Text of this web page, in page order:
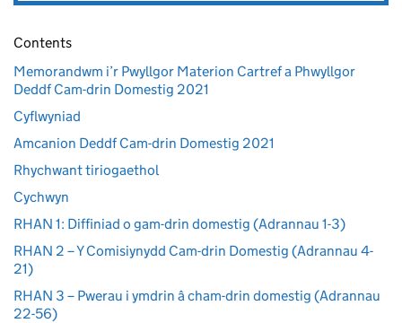
Contents
Memorandwm i’r Pwyllgor Materion Cartref a Phwyllgor
Deddf Cam-drin Domestig 2021
Cyflwyniad
Amcanion Deddf Cam-drin Domestig 2021
Rhychwant tiriogaethol
Cychwyn
RHAN 1: Diffiniad o gam-drin domestig (Adrannau 1-3)
RHAN 2 – Y Comisiynydd Cam-drin Domestig (Adrannau 4-
21)
RHAN 3 – Pwerau i ymdrin â cham-drin domestig (Adrannau
22-56)